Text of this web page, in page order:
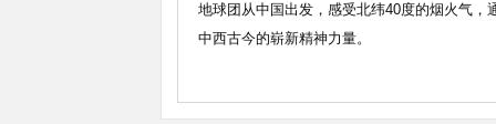
地球团从中国出发，感受北纬40度的烟火气
中西古今的崭新精神力量。